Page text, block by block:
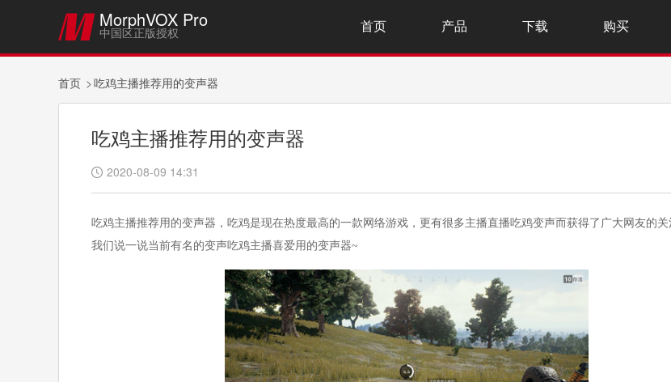
 MorphVOX Pro
中国区正版授权
首页 产品 下载 购买
首页 吃鸡主播推荐用的变声器
吃鸡主播推荐用的变声器
 2020-08-09 14:31
吃鸡主播推荐用的变声器，吃鸡是现在热度最高的一款网络游戏，更有很多主播直播吃鸡变声而获得了广大网友的关
我们说一说当前有名的变声吃鸡主播喜爱用的变声器~